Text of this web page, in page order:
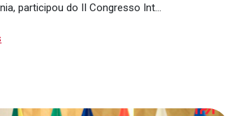
participou do II Congresso Int…